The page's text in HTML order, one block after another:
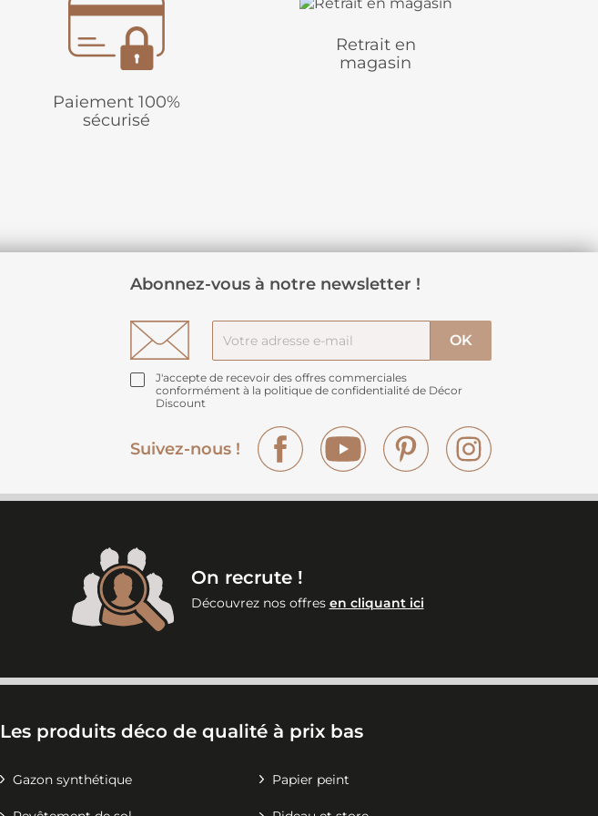
Paiement 100%
sécurisé
Retrait en
magasin
Abonnez-vous à notre newsletter !
J'accepte de recevoir des offres commerciales
conformément à la politique de confidentialité de Décor
Discount
Suivez-nous !
Facebook YouTube Pinterest
On recrute !
Découvrez nos offres en cliquant ici
Les produits déco de qualité à prix bas
Gazon synthétique Papier peint